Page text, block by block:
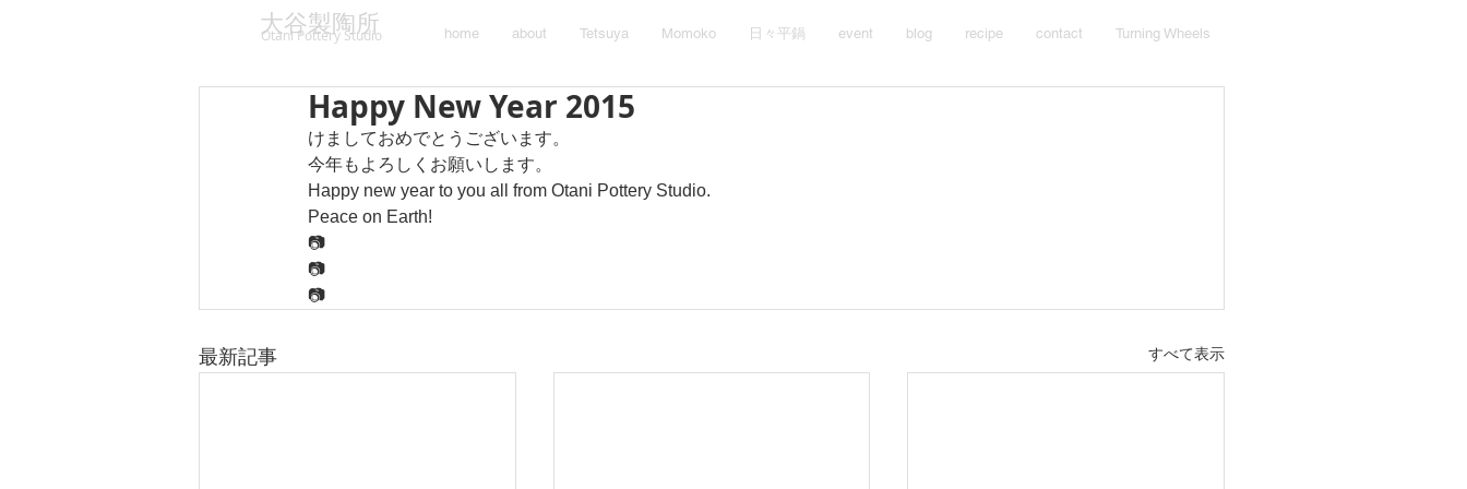
大谷製陶所
Otani Pottery Studio home about Tetsuya Momoko 日々平鍋 event blog recipe contact Turning Wheels
Happy New Year 2015
けましておめでとうございます。
今年もよろしくお願いします。
Happy new year to you all from Otani Pottery Studio.
Peace on Earth!
📷
📷
📷
最新記事 すべて表示